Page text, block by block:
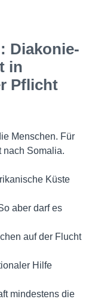
Diakonie-
in
Pflicht
Menschen. Für
nach Somalia.
Küste
aber darf es
auf der Flucht
Hilfe
mindestens die